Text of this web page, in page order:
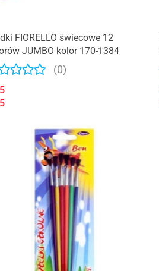
FIORELLO świecowe 12
JUMBO kolor 170-1384
(0)